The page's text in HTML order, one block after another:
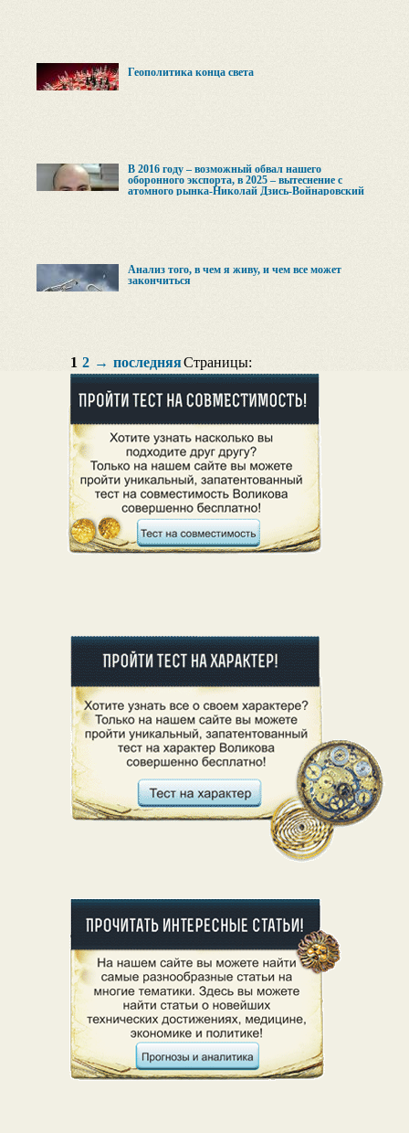
Геополитика конца света
В 2016 году – возможный обвал нашего
оборонного экспорта, в 2025 – вытеснение с
атомного рынка-Николай Дзись-Войнаровский
Анализ того, в чем я живу, и чем все может
закончиться
Страницы:
1 2 → последняя